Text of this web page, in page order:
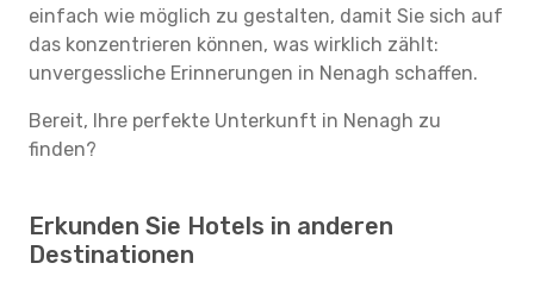
einfach wie möglich zu gestalten, damit Sie sich auf
das konzentrieren können, was wirklich zählt:
unvergessliche Erinnerungen in Nenagh schaffen.
Bereit, Ihre perfekte Unterkunft in Nenagh zu
finden?
Erkunden Sie Hotels in anderen
Destinationen